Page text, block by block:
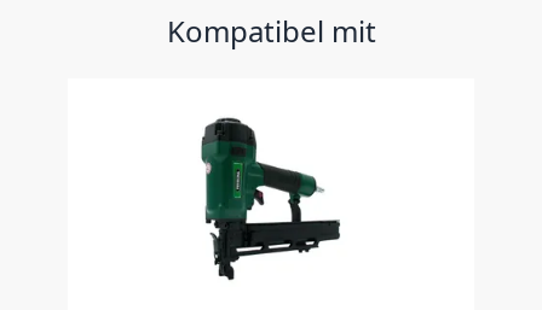
Kompatibel mit